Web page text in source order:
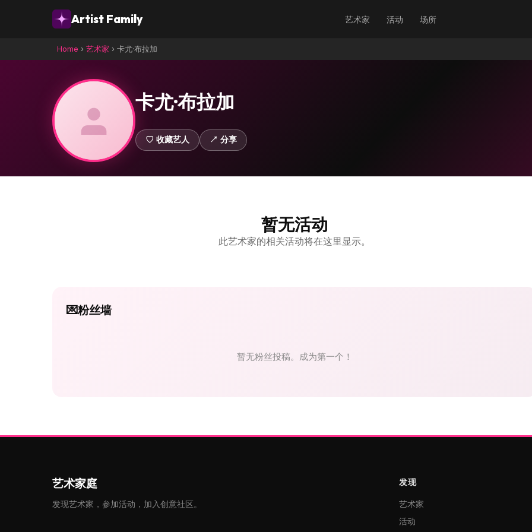
Artist Family 艺术家 活动 场所
Home › 艺术家 › 卡尤·布拉加
卡尤·布拉加
♡ 收藏艺人 ↗ 分享
暂无活动
此艺术家的相关活动将在这里显示。
💌粉丝墙
暂无粉丝投稿。成为第一个！
艺术家庭
发现艺术家，参加活动，加入创意社区。
发现
艺术家
活动